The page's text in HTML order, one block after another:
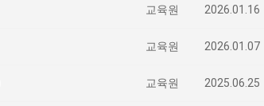
교육원 2026.01.16
교육원 2026.01.07
교육원 2025.06.25